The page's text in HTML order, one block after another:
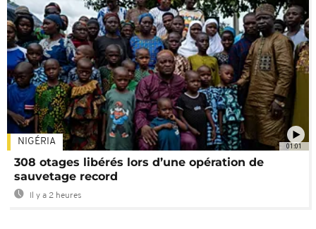
01:01
NIGÉRIA
308 otages libérés lors d’une opération de
sauvetage record
Il y a 2 heures